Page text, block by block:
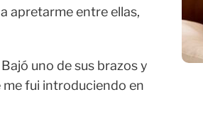
apretarme entre ellas,
uno de sus brazos y
fui introduciendo en